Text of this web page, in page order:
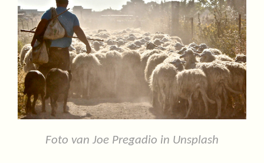
Foto van Joe Pregadio in Unsplash